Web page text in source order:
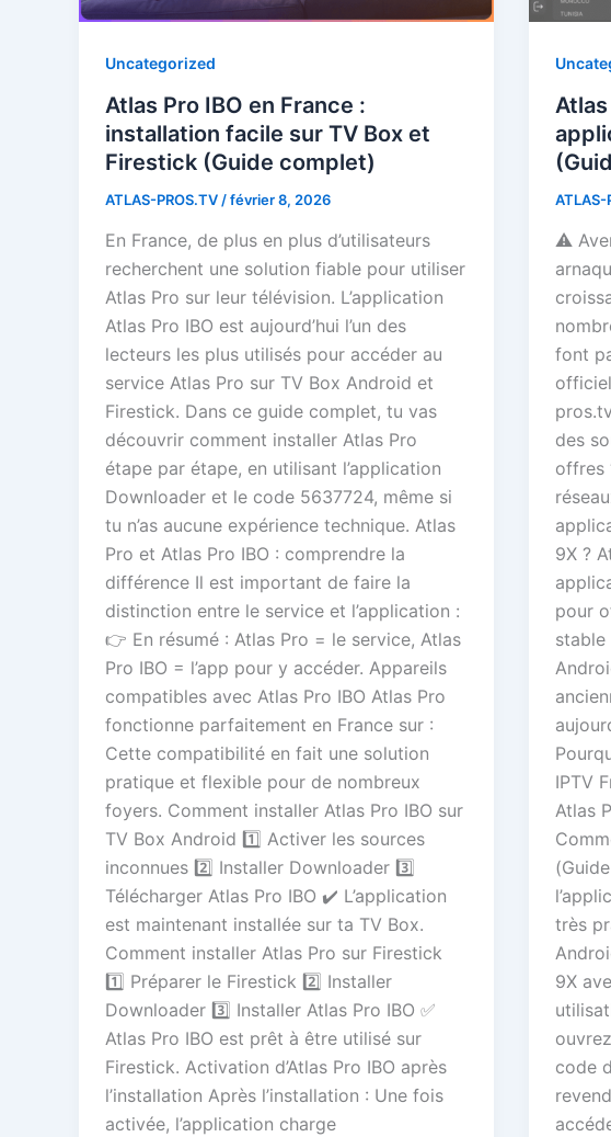
Uncategorized
Atlas Pro IBO en France :
installation facile sur TV Box et
Firestick (Guide complet)
ATLAS-PROS.TV /février 8, 2026
En France, de plus en plus d’utilisateurs
recherchent une solution fiable pour utiliser
Atlas Pro sur leur télévision. L’application
Atlas Pro IBO est aujourd’hui l’un des
lecteurs les plus utilisés pour accéder au
service Atlas Pro sur TV Box Android et
Firestick. Dans ce guide complet, tu vas
découvrir comment installer Atlas Pro
étape par étape, en utilisant l’application
Downloader et le code 5637724, même si
tu n’as aucune expérience technique. Atlas
Pro et Atlas Pro IBO : comprendre la
différence Il est important de faire la
distinction entre le service et l’application :
👉 En résumé : Atlas Pro = le service, Atlas
Pro IBO = l’app pour y accéder. Appareils
compatibles avec Atlas Pro IBO Atlas Pro
fonctionne parfaitement en France sur :
Cette compatibilité en fait une solution
pratique et flexible pour de nombreux
foyers. Comment installer Atlas Pro IBO sur
TV Box Android 1️⃣ Activer les sources
inconnues 2️⃣ Installer Downloader 3️⃣
Télécharger Atlas Pro IBO ✔️ L’application
est maintenant installée sur ta TV Box.
Comment installer Atlas Pro sur Firestick
1️⃣ Préparer le Firestick 2️⃣ Installer
Downloader 3️⃣ Installer Atlas Pro IBO ✅
Atlas Pro IBO est prêt à être utilisé sur
Firestick. Activation d’Atlas Pro IBO après
l’installation Après l’installation : Une fois
activée, l’application charge
ATLAS-
⚠️
font
des
offres
9X ?
pour
stable
IPTV
Atlas
très
9X
code